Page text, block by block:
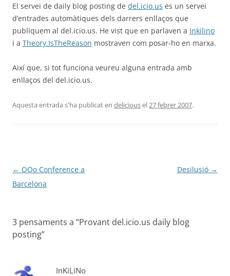
El servei de daily blog posting de del.icio.us es un servei
d’entrades automàtiques dels darrers enllaços que
publiquem al del.icio.us. He vist que en parlaven a Inkilino
i a Theory.IsTheReason mostraven com posar-ho en marxa.
Així que, si tot funciona veureu alguna entrada amb
enllaços del del.icio.us.
Aquesta entrada s'ha publicat en deliciousel27 febrer 2007.
Navegació
per
← OOo Conference a
Barcelona
Desilusió →
3 pensaments a “Provant del.icio.us daily blog
posting”
InKiLiNo